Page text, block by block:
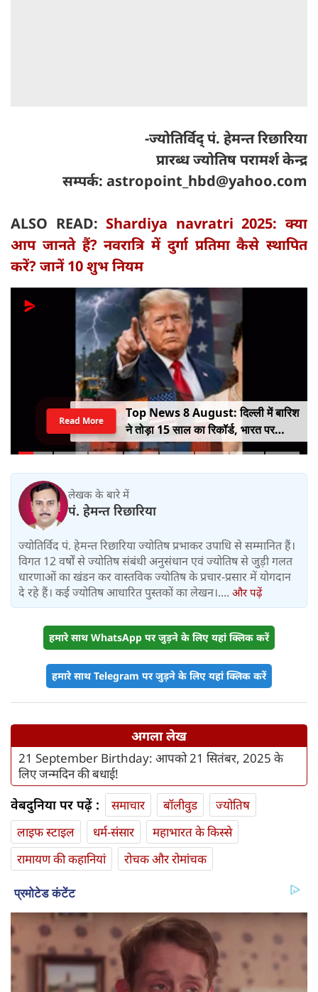
-ज्योतिर्विद् पं. हेमन्त रिछारिया
प्रारब्ध ज्योतिष परामर्श केन्द्र
सम्पर्क: astropoint_hbd@yahoo.com
ALSO READ: Shardiya navratri 2025: क्या
आप जानते हैं? नवरात्रि में दुर्गा प्रतिमा कैसे स्थापित
करें? जानें 10 शुभ नियम
Top News 8 August: दिल्ली में बारिश
ने तोड़ा 15 साल का रिकॉर्ड, भारत पर
100% टैरिफ का खतरा; Gen Z पर कंगना
Read More
लेखक के बारे में
पं. हेमन्त रिछारिया
ज्योतिर्विद पं. हेमन्त रिछारिया ज्योतिष प्रभाकर उपाधि से सम्मानित हैं।
विगत 12 वर्षों से ज्योतिष संबंधी अनुसंधान एवं ज्योतिष से जुड़ी गलत
धारणाओं का खंडन कर वास्तविक ज्योतिष के प्रचार-प्रसार में योगदान
दे रहे हैं। कई ज्योतिष आधारित पुस्तकों का लेखन।.... और पढ़ें
हमारे साथ WhatsApp पर जुड़ने के लिए यहां क्लिक करें
हमारे साथ Telegram पर जुड़ने के लिए यहां क्लिक करें
अगला लेख
21 September Birthday: आपको 21 सितंबर, 2025 के
लिए जन्मदिन की बधाई!
वेबदुनिया पर पढ़ें : समाचार बॉलीवुड
ज्योतिष
लाइफ स्‍टाइल
धर्म-संसार
महाभारत के किस्से
रामायण की कहानियां
रोचक और रोमांचक